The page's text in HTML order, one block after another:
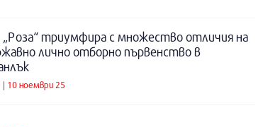
„Роза“ триумфира с множество отличия на
лично отборно първенство в
| 10 ноември 25